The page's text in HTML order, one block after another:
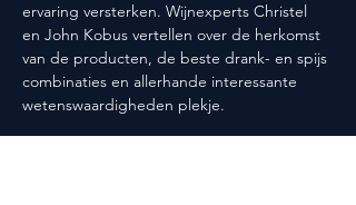
ervaring versterken. Wijnexperts Christel
en John Kobus vertellen over de herkomst
van de producten, de beste drank- en spijs
combinaties en allerhande interessante
wetenswaardigheden plekje.